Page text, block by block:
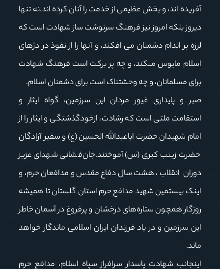
آفریده‏ اند، و بخش عظیمى از خدمت را آنان کرده‏ اند.نه تنها
دیروز بلکه امروز نیز فرهنگ سرنوشت‏ ساز شهادت است که
لرزه بر اندام دشمنان مى ‏افکند، و آنها را از نفوذ در دژهاى
اسلام مایوس مى‏کند، و چه پر برکت است فرهنگ شهادت
براى مسلمانان، و چه وحشتناک است براى دشمنان اسلام.
صبر و پایداری غیور مردان این سرزمین، گواه ایثار و
استقامت ملتی است که رشادت، ازخودگذشتگی و ایثار را از
امام شهیدان حضرت اباعبدالله الحسین (ع) و سفیر آزادگان
حضرت زینب کبری (س) آموختند.جان‌فشانی شهدای عزیز
دوران انقلاب ، هشت سال دفاع مقدس و مدافعان حرم، و
اینک بیستمین شهید مدافع حرم استان گلستان تا همیشه
روزگار همچون ستاره‌های درخشان و پرفروغ در آسمان خاطر
این سرزمین و در یاد فرزندان ایران اسلامی ماندگار خواهد
ماند.
اینجانب شهادت پاسدار سرافراز سپاه اسلام، مدافع حرم